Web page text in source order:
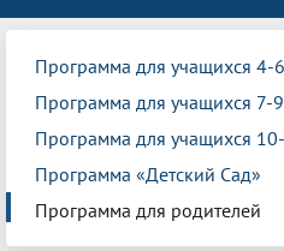
Программа для учащихся 4-
Программа для учащихся 7-
Программа для учащихся
Программа «Детский Сад»
Программа для родителей